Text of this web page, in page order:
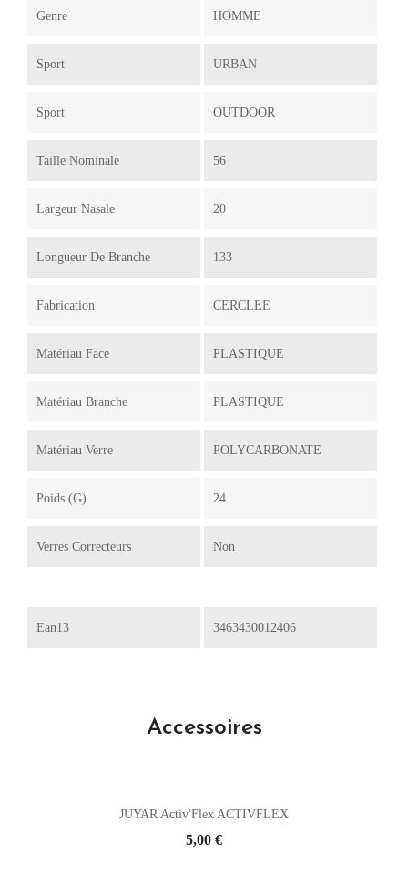
Genre HOMME
Sport URBAN
Sport OUTDOOR
Taille Nominale 56
Largeur Nasale 20
Longueur De Branche 133
Fabrication CERCLEE
Matériau Face PLASTIQUE
Matériau Branche PLASTIQUE
Matériau Verre POLYCARBONATE
Poids (g) 24
Verres Correcteurs Non
Ean13 3463430012406
Accessoires
JUYAR Activ'Flex ACTIVFLEX
Prix
5,00 €